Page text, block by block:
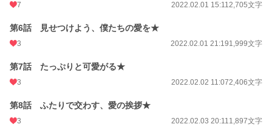
月間ポイント
年間ポイント 12,825 pt (26,905 位)
累計ポイント
7 2022.02.01 15:112,705文字
第6話 見せつけよう、僕たちの愛を★
3 2022.02.01 21:191,999文字
第7話 たっぷりと可愛がる★
3 2022.02.02 11:072,406文字
第8話 ふたりで交わす、愛の挨拶★
3 2022.02.03 20:111,897文字